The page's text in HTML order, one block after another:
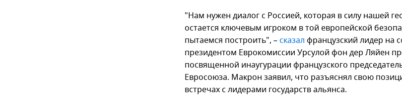
"Нам нужен диалог с Россией, которая в силу нашей
остается ключевым игроком в той европейской
пытаемся построить", – сказал французский лидер на
президентом Еврокомиссии Урсулой фон дер Ляйен
посвященной инаугурации французского
Евросоюза. Макрон заявил, что разъяснял свою
встречах с лидерами государств альянса.